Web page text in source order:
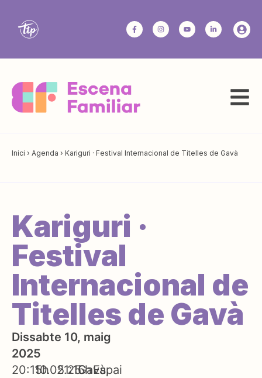
Inici › Agenda › Kariguri · Festival Internacional de Titelles de Gavà
Kariguri ·
Festival
Internacional de
Titelles de Gavà
Dissabte 10, maig
2025
20:15h10.05.25
21:15hGavàEspai